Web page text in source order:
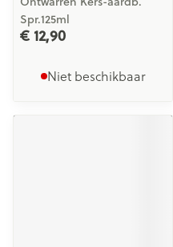
Spr.125ml
€ 12,90
Niet beschikbaar